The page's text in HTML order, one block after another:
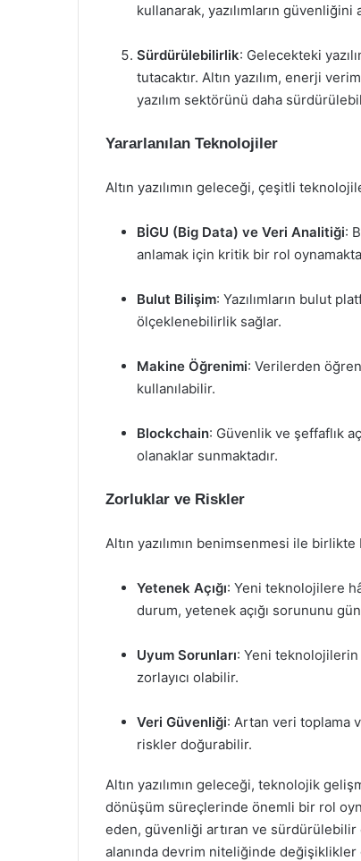
kullanarak, yazılımların
Sürdürülebilirlik: Gelecekteki
tutacaktır. Altın yazılım, enerji
yazılım sektörünü daha
Yararlanılan Teknolojiler
Altın yazılımın geleceği, çeşitli
BİGU (Big Data) ve Veri Analitiği:
anlamak için kritik bir rol
Bulut Bilişim: Yazılımların bulut
ölçeklenebilirlik sağlar.
Makine Öğrenimi: Verilerden
kullanılabilir.
Blockchain: Güvenlik ve şeffaflık
olanaklar sunmaktadır.
Zorluklar ve Riskler
Altın yazılımın benimsenmesi ile birlikte
Yetenek Açığı: Yeni teknolojilere
durum, yetenek açığı sorununu
Uyum Sorunları: Yeni
zorlayıcı olabilir.
Veri Güvenliği: Artan veri toplama
riskler doğurabilir.
Altın yazılımın geleceği, teknolojik
dönüşüm süreçlerinde önemli bir rol
eden, güvenliği artıran ve sürdürülebilir
alanında devrim niteliğinde